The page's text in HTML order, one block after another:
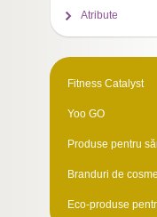
Atribute
Fitness Catalyst
Yoo GO
Produse pentru
Branduri de
Eco-produse